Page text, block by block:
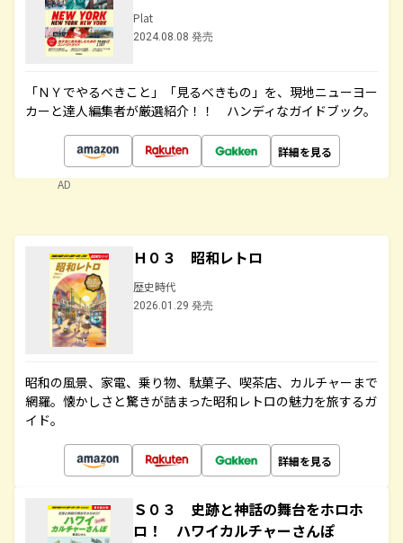
Plat
2024.08.08 発売
「ＮＹでやるべきこと」「見るべきもの」を、現地ニューヨー
カーと達人編集者が厳選紹介！！ ハンディなガイドブック。
詳細を見る
AD
Ｈ０３ 昭和レトロ
歴史時代
2026.01.29 発売
昭和の風景、家電、乗り物、駄菓子、喫茶店、カルチャーまで
網羅。懐かしさと驚きが詰まった昭和レトロの魅力を旅するガ
イド。
詳細を見る
Ｓ０３ 史跡と神話の舞台をホロホ
ロ！ ハワイカルチャーさんぽ